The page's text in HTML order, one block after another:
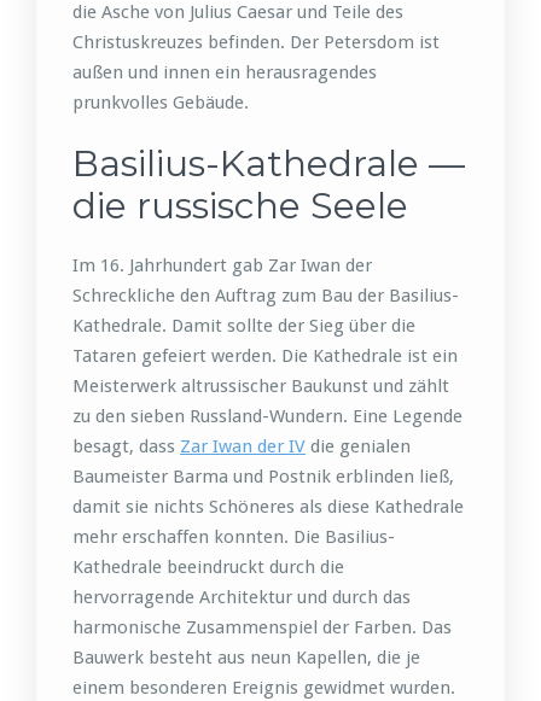
die Asche von Julius Caesar und Teile des
Christuskreuzes befinden. Der Petersdom ist
außen und innen ein herausragendes
prunkvolles Gebäude.
Basilius-Kathedrale —
die russische Seele
Im 16. Jahrhundert gab Zar Iwan der
Schreckliche den Auftrag zum Bau der Basilius-
Kathedrale. Damit sollte der Sieg über die
Tataren gefeiert werden. Die Kathedrale ist ein
Meisterwerk altrussischer Baukunst und zählt
zu den sieben Russland-Wundern. Eine Legende
besagt, dass Zar Iwan der IV die genialen
Baumeister Barma und Postnik erblinden ließ,
damit sie nichts Schöneres als diese Kathedrale
mehr erschaffen konnten. Die Basilius-
Kathedrale beeindruckt durch die
hervorragende Architektur und durch das
harmonische Zusammenspiel der Farben. Das
Bauwerk besteht aus neun Kapellen, die je
einem besonderen Ereignis gewidmet wurden.